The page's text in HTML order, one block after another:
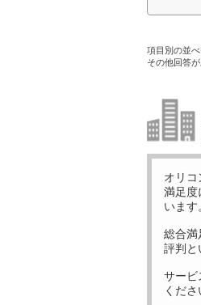
項目別の並
その他回答
オリコ
満足度
います
総合満
評判と
サービ
くださ